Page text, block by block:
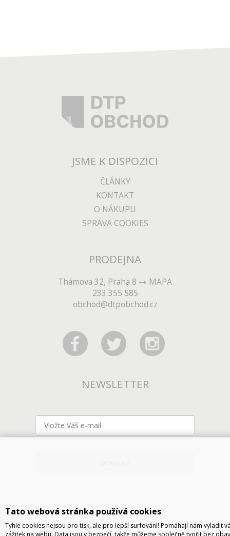
JSME K DISPOZICI
ČLÁNKY
KONTAKT
O NÁKUPU
SPRÁVA COOKIES
PRODEJNA
Thámova 32, Praha 8
MAPA
233 355 585
obchod@dtpobchod.cz
NEWSLETTER
Tato webová stránka používá cookies
Tyhle cookies nejsou pro tisk, ale pro lepší surfování! Pomáhají nám vyladit